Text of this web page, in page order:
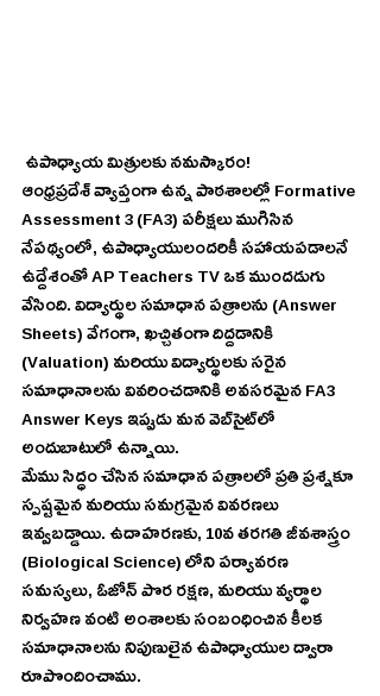
ఉపాధ్యాయ మిత్రులకు నమస్కారం!
ఆంధ్రప్రదేశ్ వ్యాప్తంగా ఉన్న పాఠశాలల్లో Formative
Assessment 3 (FA3) పరీక్షలు ముగిసిన
నేపథ్యంలో, ఉపాధ్యాయులందరికీ సహాయపడాలనే
ఉద్దేశంతో AP Teachers TV ఒక ముందడుగు
వేసింది. విద్యార్థుల సమాధాన పత్రాలను (Answer
Sheets) వేగంగా, ఖచ్చితంగా దిద్దడానికి
(Valuation) మరియు విద్యార్థులకు సరైన
సమాధానాలను వివరించడానికి అవసరమైన FA3
Answer Keys ఇప్పుడు మన వెబ్‌సైట్‌లో
అందుబాటులో ఉన్నాయి.
మేము సిద్ధం చేసిన సమాధాన పత్రాలలో ప్రతి ప్రశ్నకూ
స్పష్టమైన మరియు సమగ్రమైన వివరణలు
ఇవ్వబడ్డాయి. ఉదాహరణకు, 10వ తరగతి జీవశాస్త్రం
(Biological Science) లోని పర్యావరణ
సమస్యలు, ఓజోన్ పొర రక్షణ, మరియు వ్యర్థాల
నిర్వహణ వంటి అంశాలకు సంబంధించిన కీలక
సమాధానాలను నిపుణులైన ఉపాధ్యాయుల ద్వారా
రూపొందించాము.